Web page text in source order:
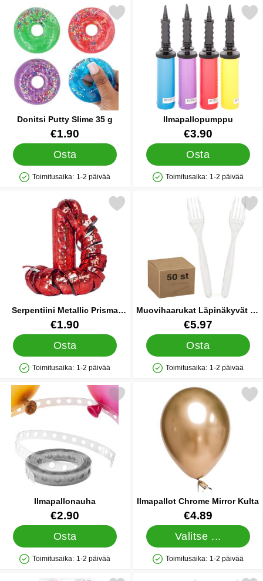
Donitsi Putty Slime 35 g
Tuote.nro 91674
€1.90
Osta
Saatavuus: Varastossa
Toimitusaika: 1-2 päivää
Merkitse donitsi Putty Slime 35 g suosikiksi
Ilmapallopumppu
Tuote.nro 9838€3.90
Osta
Saatavuus: Varastossa
Toimitusaika: 1-2 päivää
Merkitse
Serpentiini Metallic Prisma
Punainen
Tuote.nro 9766€1.90
Osta
Saatavuus: Varastossa
Toimitusaika: 1-2 päivää
serpentiini Metallic Prisma Punainen suosikiksi
Muovihaarukat Läpinäkyvät 50
kpl
Tuote.nro 12882
€5.97
Osta
Saatavuus: Varastossa
Toimitusaika: 1-2 päivää
Merkitse muovihaarukat
Ilmapallonauha
Tuote.nro 21211
€2.90
Osta
Saatavuus: Varastossa
Toimitusaika: 1-2 päivää
Merkitse ilmapallonauha suosikiksi
Ilmapallot Chrome Mirror Kulta
Tuote.nro 17888
€4.89
Valitse ...
Saatavuus: Varastossa
Toimitusaika: 1-2 päivää
Merkitse ilmapallot